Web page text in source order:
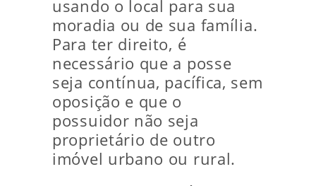
usando o local para sua
moradia ou de sua família.
Para ter direito, é
necessário que a posse
seja contínua, pacífica, sem
oposição e que o
possuidor não seja
proprietário de outro
imóvel urbano ou rural.